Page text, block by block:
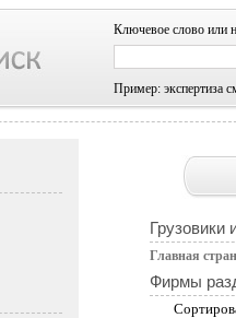
Ключевое слово или
Пример: экспертиза
Грузовики
Главная
Фирмы